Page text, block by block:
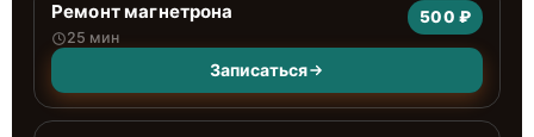
Ремонт магнетрона
25 мин
500 ₽
Записаться